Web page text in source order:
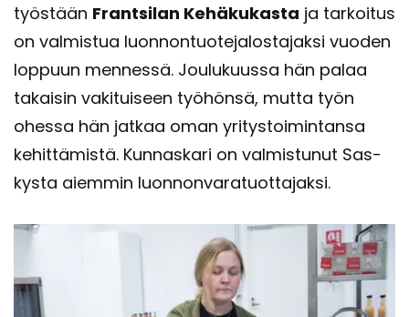
työs­tään Frant­si­lan Ke­hä­ku­kas­ta ja tar­koi­tus
on val­mis­tua luon­non­tuo­te­ja­los­ta­jak­si vuo­den
lop­puun men­nes­sä. Jou­lu­kuus­sa hän palaa
ta­kai­sin va­ki­tui­seen työ­hön­sä, mutta työn
ohes­sa hän jat­kaa oman yri­tys­toi­min­tan­sa
ke­hit­tä­mis­tä. Kun­nas­ka­ri on val­mis­tu­nut Sas­
kys­ta ai­em­min luon­non­va­ra­tuot­ta­jak­si.